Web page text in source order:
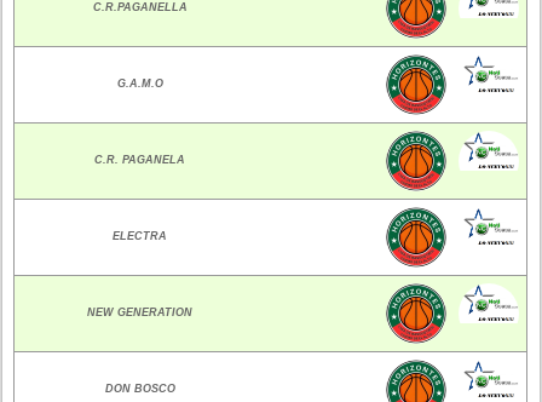
C.R.PAGANELLA
G.A.M.O
C.R. PAGANELA
ELECTRA
NEW GENERATION
DON BOSCO